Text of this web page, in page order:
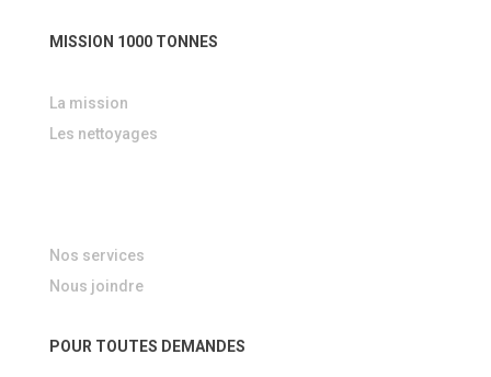
MISSION 1000 TONNES
La mission
Les nettoyages
Nos services
Nous joindre
POUR TOUTES DEMANDES